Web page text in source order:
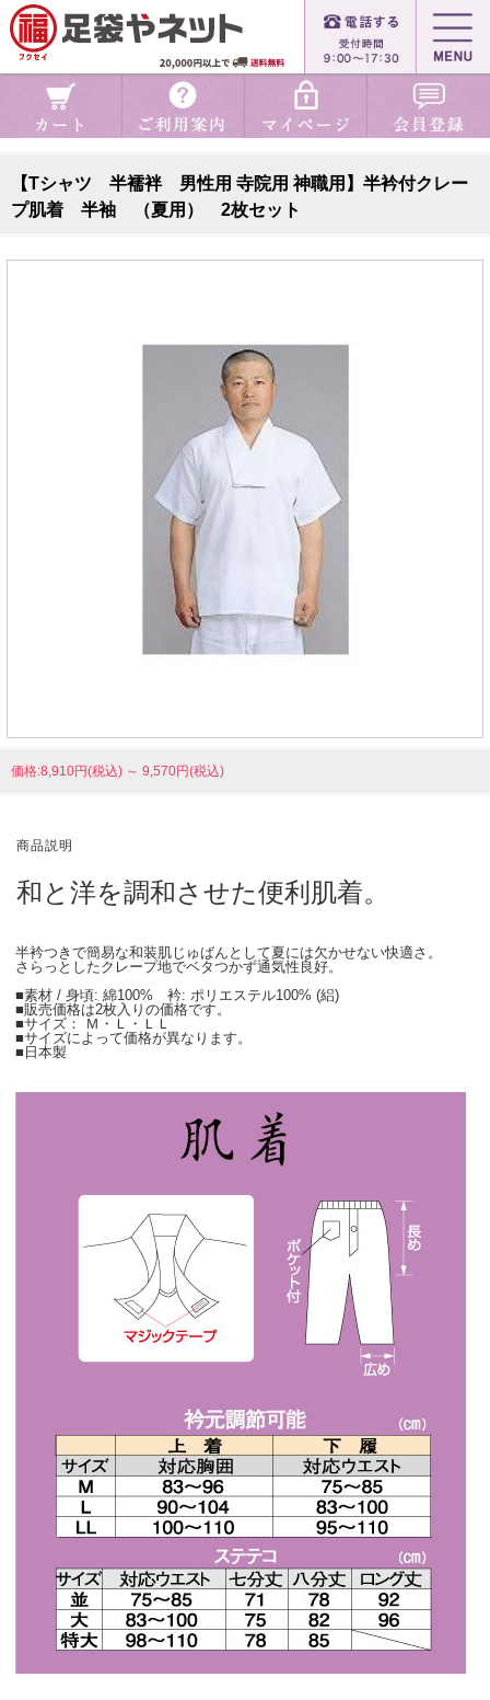
【Tシャツ 半襦袢 男性用 寺院用 神職用】半衿付クレー
プ肌着 半袖 （夏用） 2枚セット
価格:8,910円(税込) ～ 9,570円(税込)
商品説明
和と洋を調和させた便利肌着。
半衿つきで簡易な和装肌じゅばんとして夏には欠かせない快適さ。
さらっとしたクレープ地でベタつかず通気性良好。
■素材 / 身頃: 綿100% 衿: ポリエステル100% (絽)
■販売価格は2枚入りの価格です。
■サイズ： Ｍ・Ｌ・ＬＬ
■サイズによって価格が異なります。
■日本製